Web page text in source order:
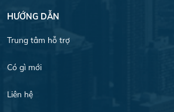
HƯỚNG DẪN
Trung tâm hỗ trợ
Có gì mới
Liên hệ